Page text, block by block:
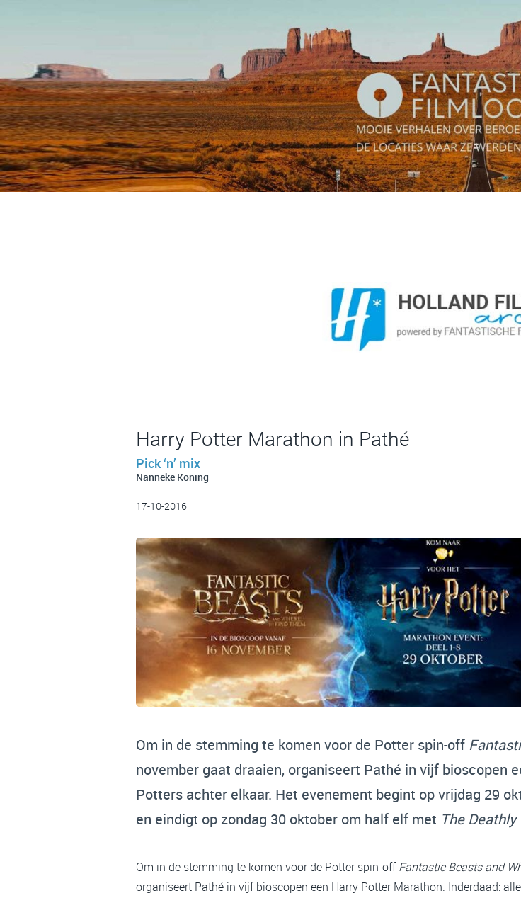
Harry Potter Marathon in Pathé
Pick ‘n’ mix
Nanneke Koning
17-10-2016
Om in de stemming te komen voor de Potter spin-off
november gaat draaien, organiseert Pathé in vijf bioscopen
Potters achter elkaar. Het evenement begint op vrijdag 29
en eindigt op zondag 30 oktober om half elf met The
Om in de stemming te komen voor de Potter spin-offFantastic Beasts and
organiseert Pathé in vijf bioscopen een Harry Potter Marathon. Inderdaad: